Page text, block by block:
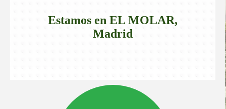
Estamos en EL MOLAR,
Madrid